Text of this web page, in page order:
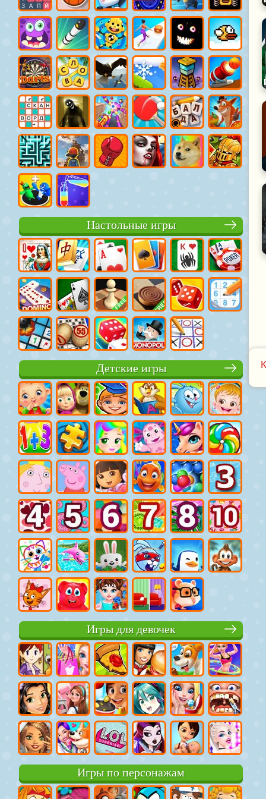
Настольные игры
Детские игры
Игры для девочек
Игры по персонажам